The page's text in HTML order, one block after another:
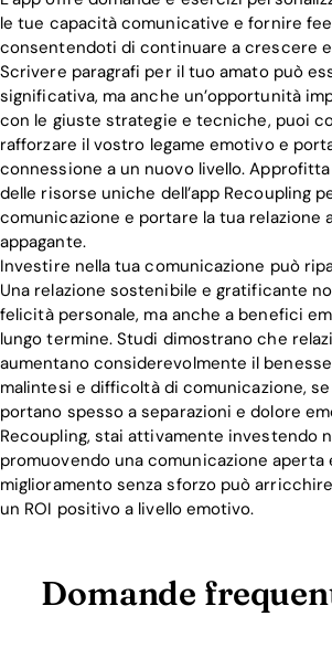
le tue capacità comunicative e fornire
consentendoti di continuare a crescere
Scrivere paragrafi per il tuo amato può
significativa, ma anche un’opportunità
con le giuste strategie e tecniche, puoi
rafforzare il vostro legame emotivo e
connessione a un nuovo livello.
delle risorse uniche dell’app Recoupling
comunicazione e portare la tua relazione
appagante.
Investire nella tua comunicazione può
Una relazione sostenibile e gratificante
felicità personale, ma anche a benefici
lungo termine. Studi dimostrano che
aumentano considerevolmente il
malintesi e difficoltà di comunicazione,
portano spesso a separazioni e dolore
Recoupling, stai attivamente investendo
promuovendo una comunicazione aperta
miglioramento senza sforzo può
un ROI positivo a livello emotivo.
Domande